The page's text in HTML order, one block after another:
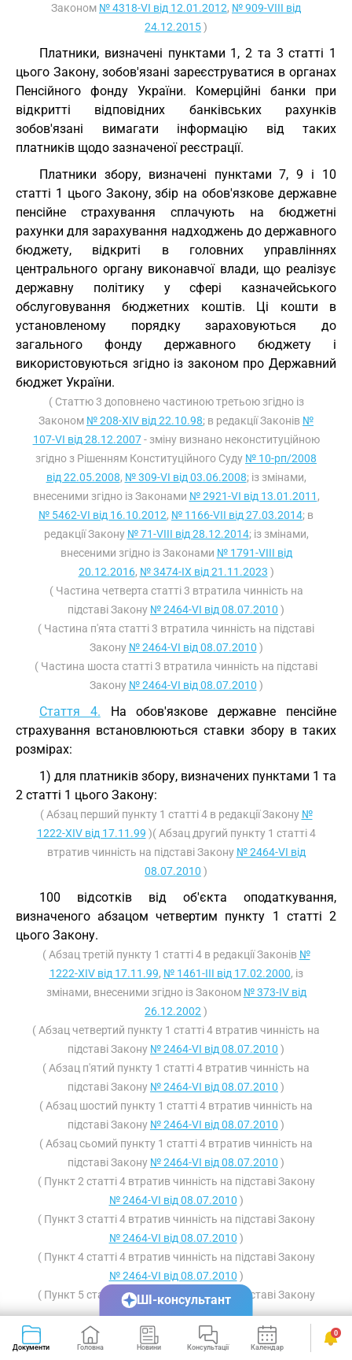
Законом № 4318-VI від 12.01.2012, № 909-VIII від
24.12.2015)
Платники, визначені пунктами 1, 2 та 3 статті 1
цього Закону, зобов'язані зареєструватися в органах
Пенсійного фонду України. Комерційні банки при
відкритті відповідних банківських рахунків
зобов'язані вимагати інформацію від таких
платників щодо зазначеної реєстрації.
Платники збору, визначені пунктами 7, 9 і 10
статті 1 цього Закону, збір на обов'язкове державне
пенсійне страхування сплачують на бюджетні
рахунки для зарахування надходжень до державного
бюджету, відкриті в головних управліннях
центрального органу виконавчої влади, що реалізує
державну політику у сфері казначейського
обслуговування бюджетних коштів. Ці кошти в
установленому порядку зараховуються до
загального фонду державного бюджету і
використовуються згідно із законом про Державний
бюджет України.
( Статтю 3 доповнено частиною третьою згідно із
Законом № 208-XIV від 22.10.98; в редакції Законів №
107-VI від 28.12.2007- зміну визнано неконституційною
згідно з Рішенням Конституційного Суду № 10-рп/2008
від 22.05.2008, № 309-VI від 03.06.2008; із змінами,
внесеними згідно із Законами № 2921-VI від 13.01.2011 ,
№ 5462-VI від 16.10.2012, № 1166-VII від 27.03.2014; в
редакції Закону № 71-VIII від 28.12.2014; із змінами,
внесеними згідно із Законами № 1791-VIII від
20.12.2016, № 3474-IX від 21.11.2023 )
( Частина четверта статті 3 втратила чинність на
підставі Закону № 2464-VI від 08.07.2010 )
( Частина п'ята статті 3 втратила чинність на підставі
Закону № 2464-VI від 08.07.2010 )
( Частина шоста статті 3 втратила чинність на підставі
Закону № 2464-VI від 08.07.2010 )
Стаття 4. На обов'язкове державне пенсійне
страхування встановлюються ставки збору в таких
розмірах:
1) для платників збору, визначених пунктами 1 та
2 статті 1 цього Закону:
( Абзац перший пункту 1 статті 4 в редакції Закону №
1222-XIV від 17.11.99 )( Абзац другий пункту 1 статті 4
втратив чинність на підставі Закону № 2464-VI від
08.07.2010 )
100 відсотків від об'єкта оподаткування,
визначеного абзацом четвертим пункту 1 статті 2
цього Закону.
( Абзац третій пункту 1 статті 4 в редакції Законів №
1222-XIV від 17.11.99, № 1461-III від 17.02.2000, із
змінами, внесеними згідно із Законом № 373-IV від
26.12.2002 )
( Абзац четвертий пункту 1 статті 4 втратив чинність на
підставі Закону № 2464-VI від 08.07.2010 )
( Абзац п'ятий пункту 1 статті 4 втратив чинність на
підставі Закону № 2464-VI від 08.07.2010 )
( Абзац шостий пункту 1 статті 4 втратив чинність на
підставі Закону № 2464-VI від 08.07.2010 )
( Абзац сьомий пункту 1 статті 4 втратив чинність на
підставі Закону № 2464-VI від 08.07.2010 )
( Пункт 2 статті 4 втратив чинність на підставі Закону
№ 2464-VI від 08.07.2010 )
( Пункт 3 статті 4 втратив чинність на підставі Закону
№ 2464-VI від 08.07.2010 )
( Пункт 4 статті 4 втратив чинність на підставі Закону
№ 2464-VI від 08.07.2010 )
( Пункт 5 статті 4 втратив чинність на підставі Закону
№ 2464-VI від 08.07.2010)
( Пункт 6 статті 4 виключено на підставі Закону
2921-VI від 13.01.2011
Документи Головна Новини Консультації Календар Сервіси
0
ШІ-консультант